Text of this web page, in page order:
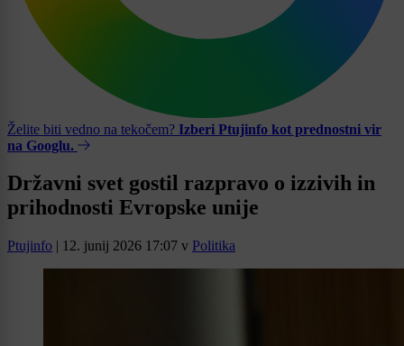
Želite biti vedno na tekočem? Izberi Ptujinfo kot prednostni vir
na Googlu.
Državni svet gostil razpravo o izzivih in
prihodnosti Evropske unije
Ptujinfo | 12. junij 2026 17:07 v Politika